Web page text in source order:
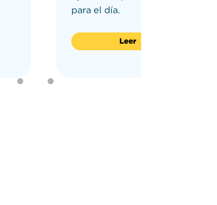
para el día.
Leer